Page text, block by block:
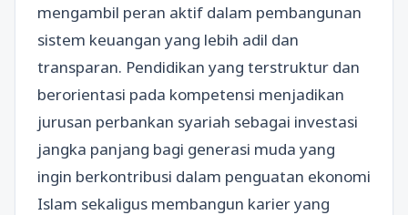
mengambil peran aktif dalam pembangunan
sistem keuangan yang lebih adil dan
transparan. Pendidikan yang terstruktur dan
berorientasi pada kompetensi menjadikan
jurusan perbankan syariah sebagai investasi
jangka panjang bagi generasi muda yang
ingin berkontribusi dalam penguatan ekonomi
Islam sekaligus membangun karier yang